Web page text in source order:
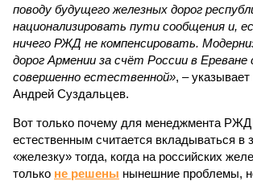
поводу будущего железных дорог
национализировать пути сообщения и,
ничего РЖД не компенсировать.
дорог Армении за счёт России в
совершенно естественной», – указывает
Андрей Суздальцев.
Вот только почему для менеджмента
естественным считается вкладываться в
«железку» тогда, когда на российских
только не решены нынешние проблемы,